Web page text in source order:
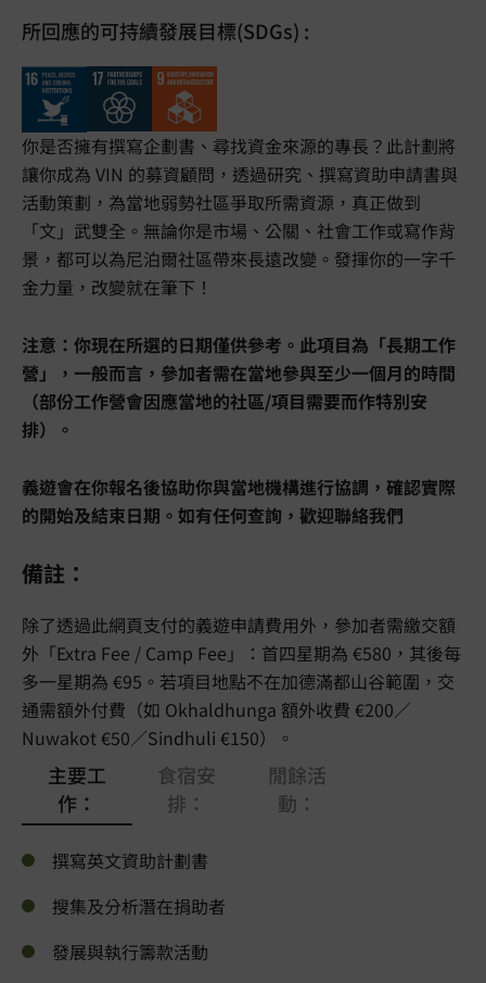
所回應的可持續發展目標(SDGs) :
你是否擁有撰寫企劃書、尋找資金來源的專長？此計劃將
讓你成為 VIN 的募資顧問，透過研究、撰寫資助申請書與
活動策劃，為當地弱勢社區爭取所需資源，真正做到
「文」武雙全。無論你是市場、公關、社會工作或寫作背
景，都可以為尼泊爾社區帶來長遠改變。發揮你的一字千
金力量，改變就在筆下！
注意：你現在所選的日期僅供參考。此項目為「長期工作
營」，一般而言，參加者需在當地參與至少一個月的時間
（部份工作營會因應當地的社區/項目需要而作特別安
排）。
義遊會在你報名後協助你與當地機構進行協調，確認實際
的開始及結束日期。如有任何查詢，歡迎聯絡我們
備註：
除了透過此網頁支付的義遊申請費用外，參加者需繳交額
外「Extra Fee / Camp Fee」：首四星期為 €580，其後每
多一星期為 €95。若項目地點不在加德滿都山谷範圍，交
通需額外付費（如 Okhaldhunga 額外收費 €200／
Nuwakot €50／Sindhuli €150）。
主要工
作：
食宿安
排：
閒餘活
動：
撰寫英文資助計劃書
搜集及分析潛在捐助者
發展與執行籌款活動
Nepal 尼泊爾